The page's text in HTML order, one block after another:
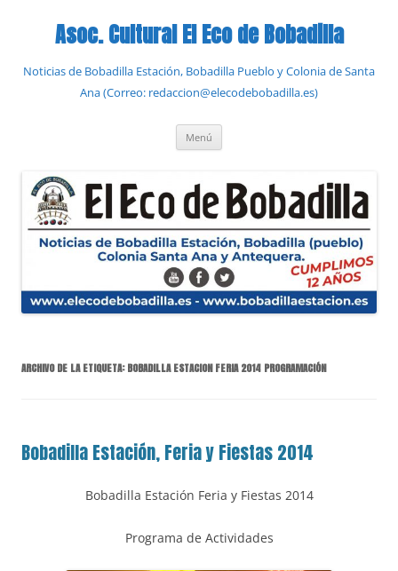
contenidoAsoc. Cultural El Eco de Bobadilla
Noticias de Bobadilla Estación, Bobadilla Pueblo y Colonia de Santa
Ana (Correo: redaccion@elecodebobadilla.es)
Menú
ARCHIVO DE LA ETIQUETA:BOBADILLA ESTACION FERIA 2014 PROGRAMACIÓN
Bobadilla Estación, Feria y Fiestas 2014
Bobadilla Estación Feria y Fiestas 2014
Programa de Actividades